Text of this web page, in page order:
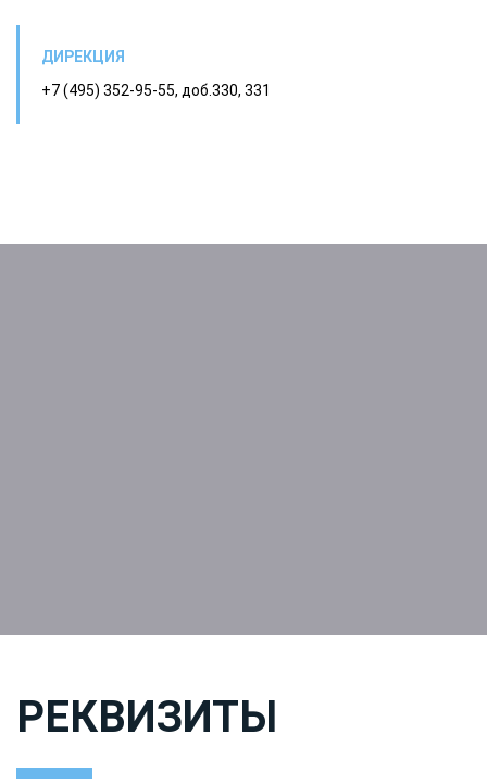
ДИРЕКЦИЯ
+7 (495) 352-95-55, доб.330, 331
РЕКВИЗИТЫ